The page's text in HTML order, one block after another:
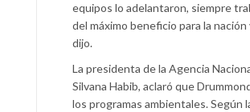
equipos lo adelantaron, siempre
del máximo beneficio para la nación
dijo.
La presidenta de la Agencia
Silvana Habib, aclaró que
los programas ambientales. Según